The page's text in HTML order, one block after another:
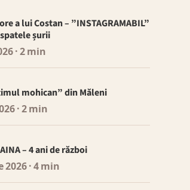
a lui Costan – ”INSTAGRAMABIL”
șurii
· 2 min
mohican” din Măleni
· 2 min
– 4 ani de război
2026· 4 min